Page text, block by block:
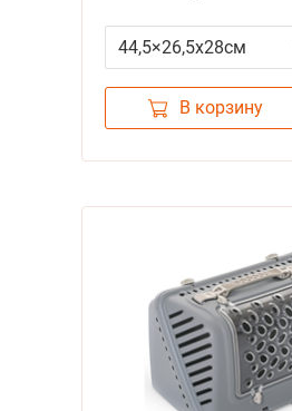
44,5×26,5x28см
В корзину